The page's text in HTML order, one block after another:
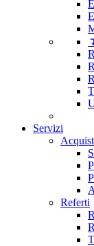
Servizi
Referti